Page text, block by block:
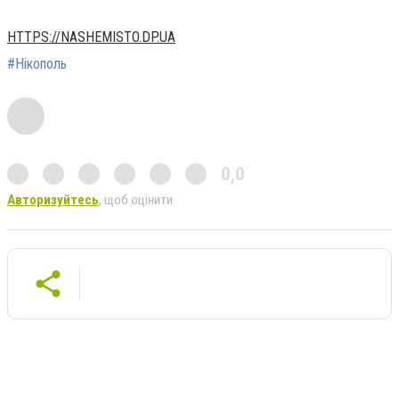
HTTPS://NASHEMISTO.DP.UA
#Нікополь
0,0
Авторизуйтесь, щоб оцінити